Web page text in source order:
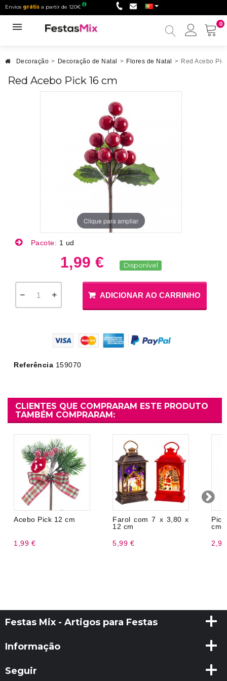
Envios grátis a partir de 120€
0
Minha
Decoração > Decoração de Natal > Flores de Natal > Red Acebo
Red Acebo Pick 16 cm
Clique para ampliar
Pacote: 1 ud
1,99 € Disponível
ADICIONAR AO CARRINHO
Referência 159070
CLIENTES QUE COMPRARAM ESTE PRODUTO
TAMBÉM COMPRARAM:
Acebo Pick 12 cm
1,99 €
Farol com 7 x 3,80 x
12 cm
5,99 €
cm
Festas Mix - Artigos para Festas
Informação
Seguir